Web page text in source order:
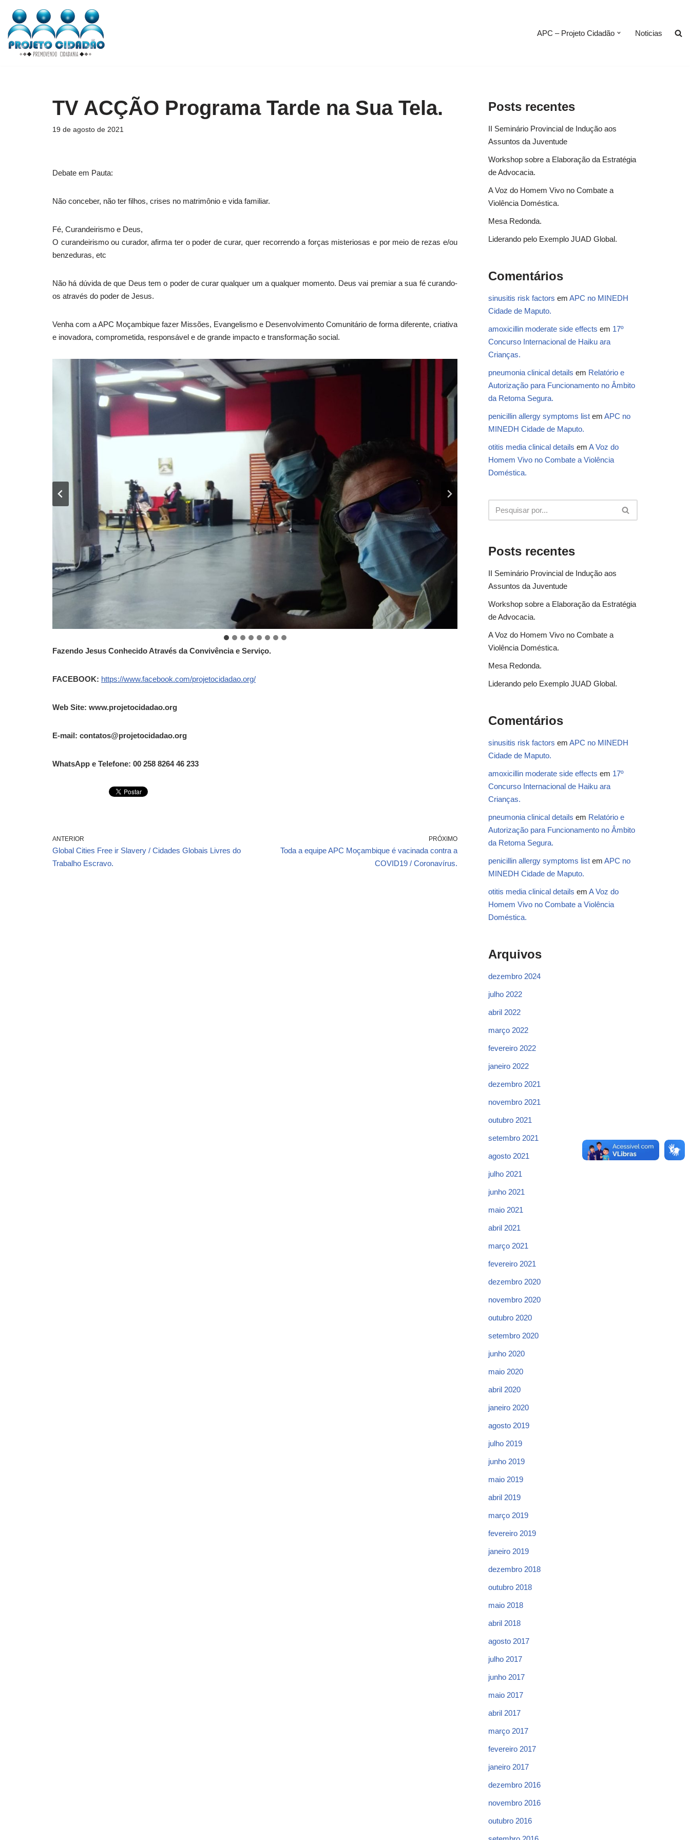
Pular
para
APC – Projeto Cidadão Noticias
TV ACÇÃO Programa Tarde na Sua Tela.
19 de agosto de 2021
Debate em Pauta:
Não conceber, não ter filhos, crises no matrimônio e vida familiar.
Fé, Curandeirismo e Deus,
O curandeirismo ou curador, afirma ter o poder de curar, quer recorrendo a forças misteriosas e por meio de rezas e/ou
benzeduras, etc
Não há dúvida de que Deus tem o poder de curar qualquer um a qualquer momento. Deus vai premiar a sua fé curando-
os através do poder de Jesus.
Venha com a APC Moçambique fazer Missões, Evangelismo e Desenvolvimento Comunitário de forma diferente, criativa
e inovadora, comprometida, responsável e de grande impacto e transformação social.
Fazendo Jesus Conhecido Através da Convivência e Serviço.
FACEBOOK: https://www.facebook.com/projetocidadao.org/
Web Site: www.projetocidadao.org
E-mail: contatos@projetocidadao.org
WhatsApp e Telefone: 00 258 8264 46 233
ANTERIOR
Global Cities Free ir Slavery / Cidades Globais Livres do
Trabalho Escravo.
PRÓXIMO
Toda a equipe APC Moçambique é vacinada contra a
COVID19 / Coronavírus.
Posts recentes
II Seminário Provincial de Indução aos
Assuntos da Juventude
Workshop sobre a Elaboração da Estratégia
de Advocacia.
A Voz do Homem Vivo no Combate a
Violência Doméstica.
Mesa Redonda.
Liderando pelo Exemplo JUAD Global.
Comentários
sinusitis risk factors em APC no MINEDH
Cidade de Maputo.
amoxicillin moderate side effects em 17º
Concurso Internacional de Haiku ara
Crianças.
pneumonia clinical details em Relatório e
Autorização para Funcionamento no Âmbito
da Retoma Segura.
penicillin allergy symptoms list em APC no
MINEDH Cidade de Maputo.
otitis media clinical details em A Voz do
Homem Vivo no Combate a Violência
Doméstica.
Posts recentes
II Seminário Provincial de Indução aos
Assuntos da Juventude
Workshop sobre a Elaboração da Estratégia
de Advocacia.
A Voz do Homem Vivo no Combate a
Violência Doméstica.
Mesa Redonda.
Liderando pelo Exemplo JUAD Global.
Comentários
sinusitis risk factors em APC no MINEDH
Cidade de Maputo.
amoxicillin moderate side effects em 17º
Concurso Internacional de Haiku ara
Crianças.
pneumonia clinical details em Relatório e
Autorização para Funcionamento no Âmbito
da Retoma Segura.
penicillin allergy symptoms list em APC no
MINEDH Cidade de Maputo.
otitis media clinical details em A Voz do
Homem Vivo no Combate a Violência
Doméstica.
Arquivos
dezembro 2024
julho 2022
abril 2022
março 2022
fevereiro 2022
janeiro 2022
dezembro 2021
novembro 2021
outubro 2021
setembro 2021
agosto 2021
julho 2021
junho 2021
maio 2021
abril 2021
março 2021
fevereiro 2021
dezembro 2020
novembro 2020
outubro 2020
setembro 2020
junho 2020
maio 2020
abril 2020
janeiro 2020
agosto 2019
julho 2019
junho 2019
maio 2019
abril 2019
março 2019
fevereiro 2019
janeiro 2019
dezembro 2018
outubro 2018
maio 2018
abril 2018
agosto 2017
julho 2017
junho 2017
maio 2017
abril 2017
março 2017
fevereiro 2017
janeiro 2017
dezembro 2016
novembro 2016
outubro 2016